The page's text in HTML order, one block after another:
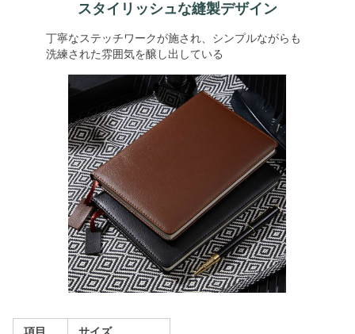
スタイリッシュな縫製デザイン
丁寧なステッチワークが施され、シンプルながらも
洗練された雰囲気を醸し出している